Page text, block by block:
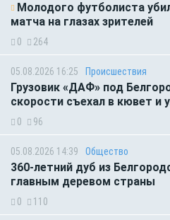
Молодого футболиста
матча на глазах зрителей
0 264
05.08.2026 16:25 Происшествия
Грузовик «ДАФ» под
скорости съехал в кювет и
0 96
05.08.2026 14:39 Общество
360-летний дуб из
главным деревом страны
0 110